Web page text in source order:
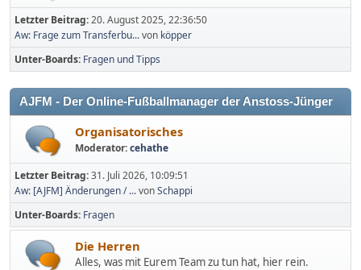
Letzter Beitrag:20. August 2025, 22:36:50
Aw: Frage zum Transferbu...von köpper
Unter-Boards Fragen und Tipps
AJFM - Der Online-Fußballmanager der Anstoss-Jünger
Organisatorisches
Moderator:cehathe
Letzter Beitrag:31. Juli 2026, 10:09:51
Aw: [AJFM] Änderungen / ...vonSchappi
Unter-Boards Fragen
Die Herren
Alles, was mit Eurem Team zu tun hat, hier rein.